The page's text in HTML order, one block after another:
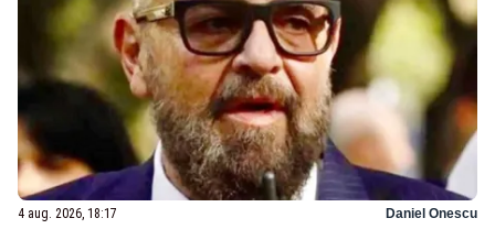
4 aug. 2026, 18:17 Daniel Onescu